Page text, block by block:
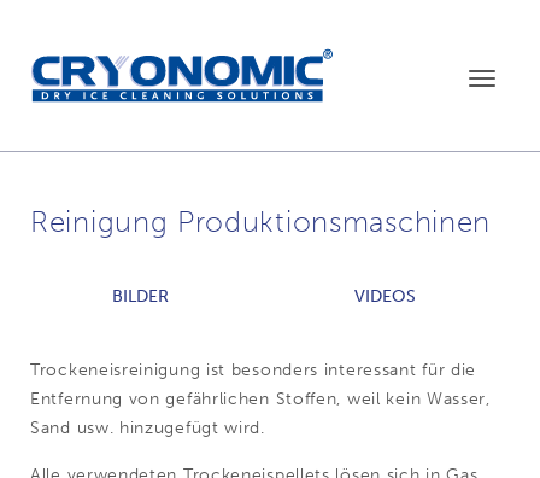
Toggle
Reinigung Produktionsmaschinen
BILDER VIDEOS
Trockeneisreinigung ist besonders interessant für die
Entfernung von gefährlichen Stoffen, weil kein Wasser,
Sand usw. hinzugefügt wird.